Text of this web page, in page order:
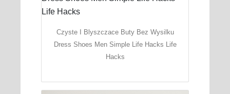
Czyste I Blyszczace Buty Bez Wysilku
Dress Shoes Men Simple Life Hacks Life
Hacks